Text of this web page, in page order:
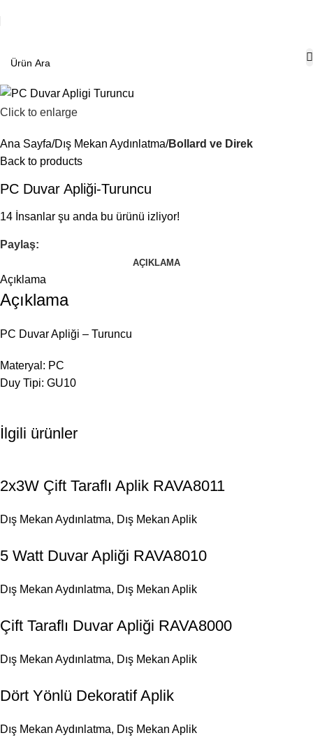
Click to enlarge
Ana Sayfa Dış Mekan Aydınlatma Bollard ve Direk
Back to products
PC Duvar Apliği-Turuncu
14 İnsanlar şu anda bu ürünü izliyor!
Paylaş:
AÇIKLAMA
Açıklama
Açıklama
PC Duvar Apliği – Turuncu
Materyal: PC
Duy Tipi: GU10
İlgili ürünler
2x3W Çift Taraflı Aplik RAVA8011
Dış Mekan Aydınlatma, Dış Mekan Aplik
5 Watt Duvar Apliği RAVA8010
Dış Mekan Aydınlatma, Dış Mekan Aplik
Çift Taraflı Duvar Apliği RAVA8000
Dış Mekan Aydınlatma, Dış Mekan Aplik
Dört Yönlü Dekoratif Aplik
Dış Mekan Aydınlatma, Dış Mekan Aplik